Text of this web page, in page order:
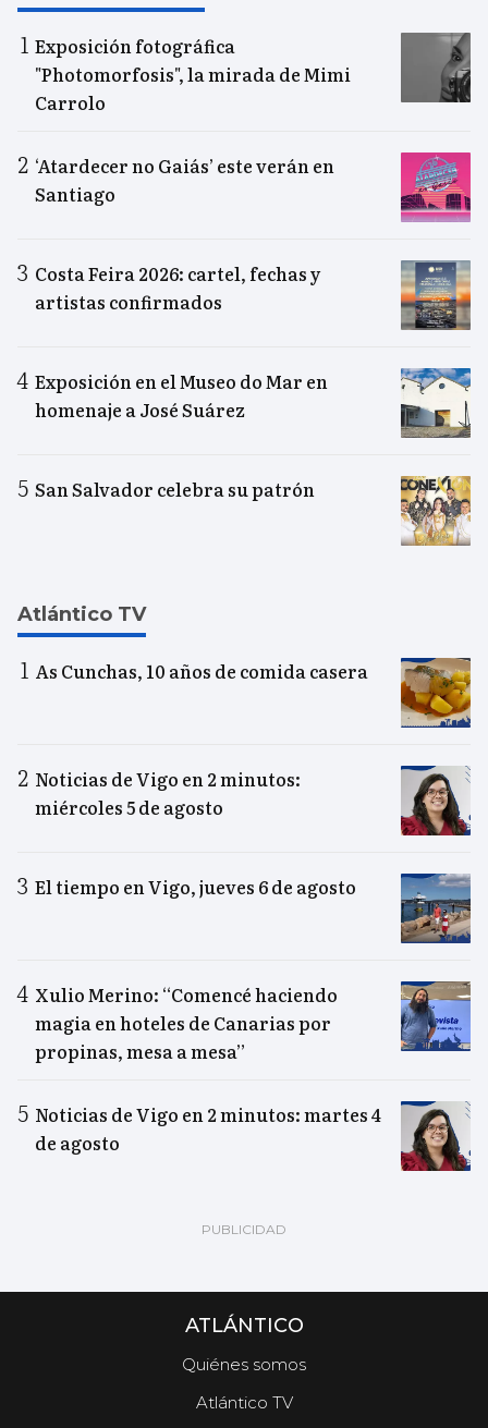
Exposición fotográfica
"Photomorfosis", la mirada de Mimi
Carrolo
‘Atardecer no Gaiás’ este verán en
Santiago
Costa Feira 2026: cartel, fechas y
artistas confirmados
Exposición en el Museo do Mar en
homenaje a José Suárez
San Salvador celebra su patrón
Atlántico TV
As Cunchas, 10 años de comida casera
Noticias de Vigo en 2 minutos:
miércoles 5 de agosto
El tiempo en Vigo, jueves 6 de agosto
Xulio Merino: “Comencé haciendo
magia en hoteles de Canarias por
propinas, mesa a mesa”
Noticias de Vigo en 2 minutos: martes 4
de agosto
ATLÁNTICO
Quiénes somos
Atlántico TV